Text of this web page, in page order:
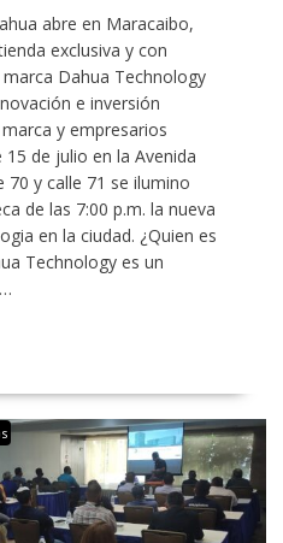
abre en Maracaibo,
exclusiva y con
Dahua Technology
e inversión
y empresarios
de julio en la Avenida
70 y calle 71 se ilumino
de las 7:00 p.m. la nueva
en la ciudad. ¿Quien es
Technology es un